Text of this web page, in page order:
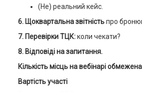
(Не) реальний кейс.
6. Щоквартальна звітністьпро
7. Перевірки ТЦК:коли чекати?
8. Відповіді на запитання.
Кількість місць на вебінарі
Вартість участі